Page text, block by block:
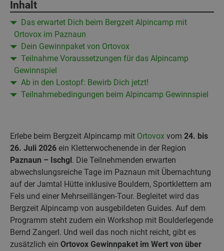
Inhalt
Das erwartet Dich beim Bergzeit Alpincamp mit
Ortovox im Paznaun
Dein Gewinnpaket von Ortovox
Teilnahme Voraussetzungen für das Alpincamp
Gewinnspiel
Ab in den Lostopf: Bewirb Dich jetzt!
Teilnahmebedingungen beim Alpincamp Gewinnspiel
Erlebe beim Bergzeit Alpincamp mit Ortovox vom 24. bis
26. Juli 2026 ein Kletterwochenende in der Region
Paznaun – Ischgl. Die Teilnehmenden erwarten
abwechslungsreiche Tage im Paznaun mit Übernachtung
auf der Jamtal Hütte inklusive Bouldern, Sportklettern am
Fels und einer Mehrseillängen-Tour. Begleitet wird das
Bergzeit Alpincamp von ausgebildeten Guides. Auf dem
Programm steht zudem ein Workshop mit Boulderlegende
Bernd Zangerl. Und weil das noch nicht reicht, gibt es
zusätzlich ein Ortovox Gewinnpaket im Wert von über